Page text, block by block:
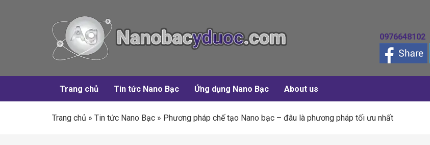
0976648102
Trang chủ Tin tức Nano Bạc Ứng dụng Nano Bạc About us
Trang chủ » Tin tức Nano Bạc » Phương pháp chế tạo Nano bạc – đâu là phương pháp tối ưu nhất